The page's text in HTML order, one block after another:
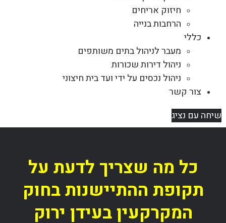
חיזוק אריחים
הרחבות בנייה
כללי
מעבר לניהול בתים משותפים
ניהול דירות שכורות
ניהול נכסים על ידי ועד בית חיצוני
צור קשר
שיחה עם נציג
כל מה שצריך לדעת על
תקופת ההתיישנות בחוק
המקרקעין בעידן ירוק